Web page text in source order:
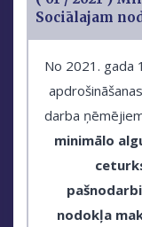
Sociālajam
No 2021. gada
darba
minimālo
nodokļa